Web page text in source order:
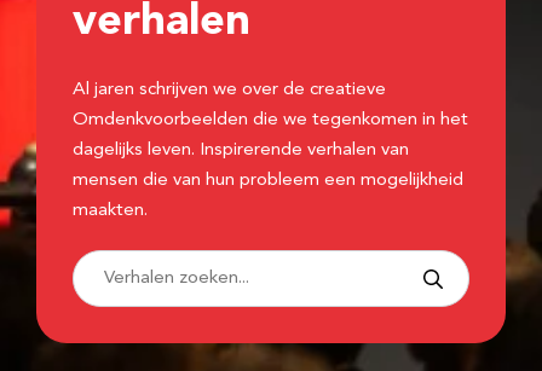
verhalen
Al jaren schrijven we over de creatieve
Omdenkvoorbeelden die we tegenkomen in het
dagelijks leven. Inspirerende verhalen van
mensen die van hun probleem een mogelijkheid
maakten.